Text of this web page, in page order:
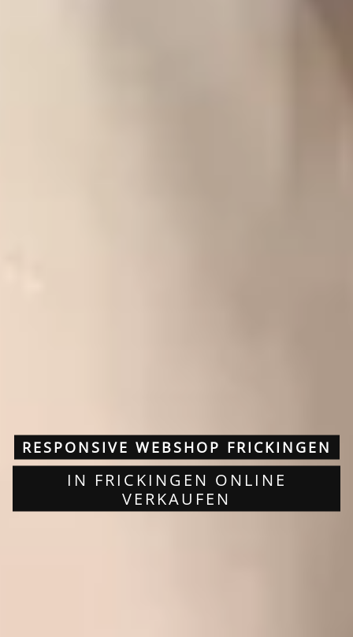
RESPONSIVE WEBSHOP FRICKINGEN
IN FRICKINGEN ONLINE
VERKAUFEN